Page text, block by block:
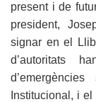
present i de
president,
signar en el
d’autoritats
Institucional, i